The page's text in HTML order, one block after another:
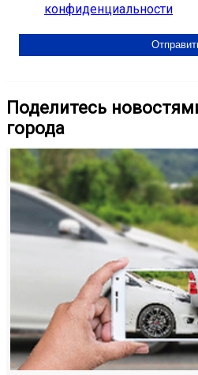
конфиденциальности
Поделитесь
города